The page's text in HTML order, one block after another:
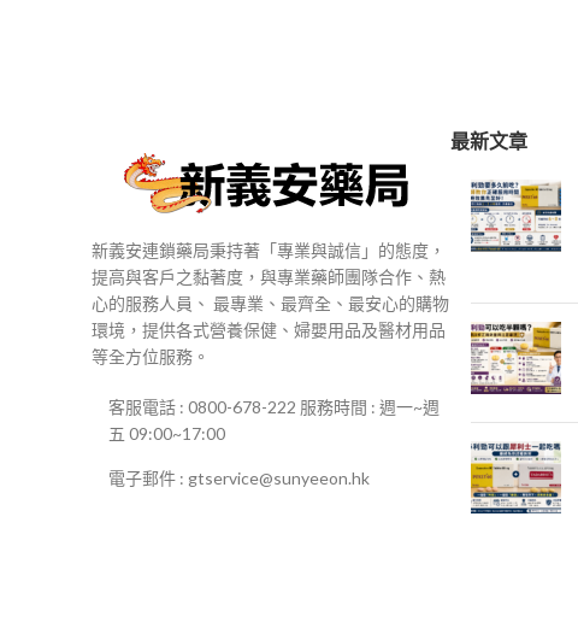
新義安連鎖藥局秉持著「專業與誠信」的態度，
提高與客戶之黏著度，與專業藥師團隊合作、熱
心的服務人員、 最專業、最齊全、最安心的購物
環境，提供各式營養保健、婦嬰用品及醫材用品
等全方位服務。
客服電話 : 0800-678-222 服務時間 : 週一~週
五 09:00~17:00
電子郵件 : gtservice@sunyeeon.hk
最新文章